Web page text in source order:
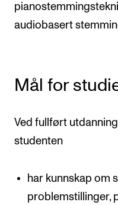
Biblioteket
audiobasert
Mål for
Ved fullført
studenten
har kunnskap om
problemstillinger,